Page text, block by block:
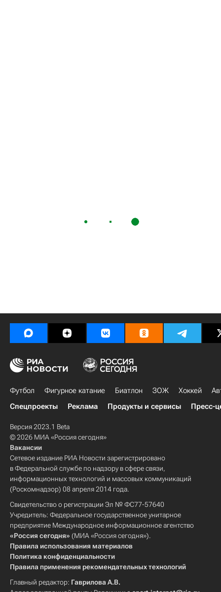
Футбол Фигурное катание Биатлон ЗОЖ Хоккей
Спецпроекты
Реклама Продукты и сервисы Пресс-
Версия 2023.1 Beta
© 2026 МИА «Россия сегодня»
Вакансии
Сетевое издание РИА Новости зарегистрировано
в Федеральной службе по надзору в сфере связи,
информационных технологий и массовых коммуникаций
(Роскомнадзор) 08 апреля 2014 года.
Свидетельство о регистрации Эл № ФС77-57640
Учредитель: Федеральное государственное унитарное
предприятие Международное информационное агентство
«Россия сегодня» (МИА «Россия сегодня»).
Правила использования материалов
Политика конфиденциальности
Правила применения рекомендательных технологий
Главный редактор: Гаврилова А.В.